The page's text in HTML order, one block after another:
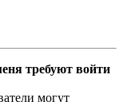
требуют войти
могут